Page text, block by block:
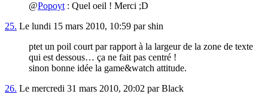
@Popoyt : Quel oeil ! Merci ;D
25. Le lundi 15 mars 2010, 10:59 par shin
ptet un poil court par rapport à la largeur de la zone de texte
qui est dessous… ça ne fait pas centré !
sinon bonne idée la game&watch attitude.
26. Le mercredi 31 mars 2010, 20:02 par Black